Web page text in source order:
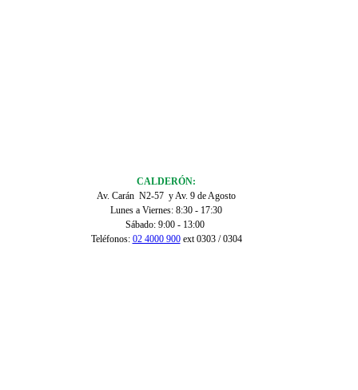
CALDERÓN:
Av. Carán N2-57 y Av. 9 de Agosto
Lunes a Viernes: 8:30 - 17:30
Sábado: 9:00 - 13:00
Teléfonos: 02 4000 900ext 0303 / 0304